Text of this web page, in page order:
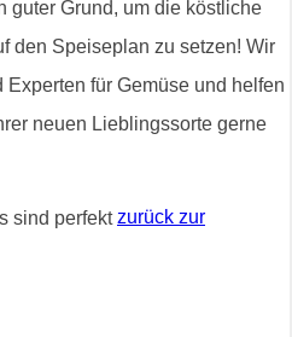
guter Grund, um die köstliche
den Speiseplan zu setzen! Wir
für Gemüse und helfen
neuen Lieblingssorte gerne
zurück zur